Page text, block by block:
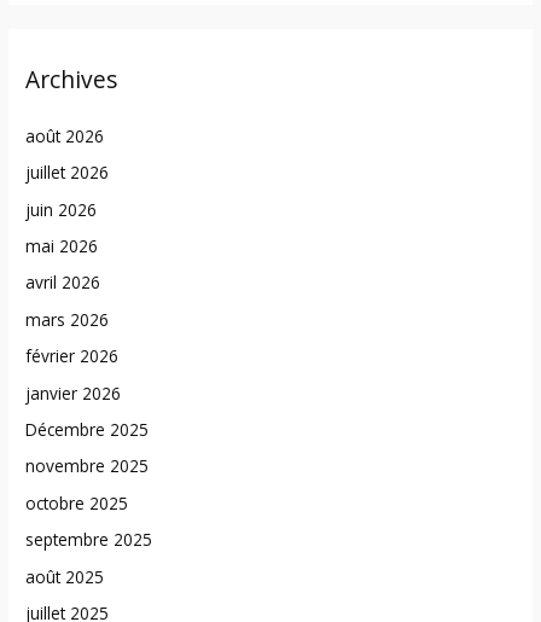
Archives
août 2026
juillet 2026
juin 2026
mai 2026
avril 2026
mars 2026
février 2026
janvier 2026
Décembre 2025
novembre 2025
octobre 2025
septembre 2025
août 2025
juillet 2025